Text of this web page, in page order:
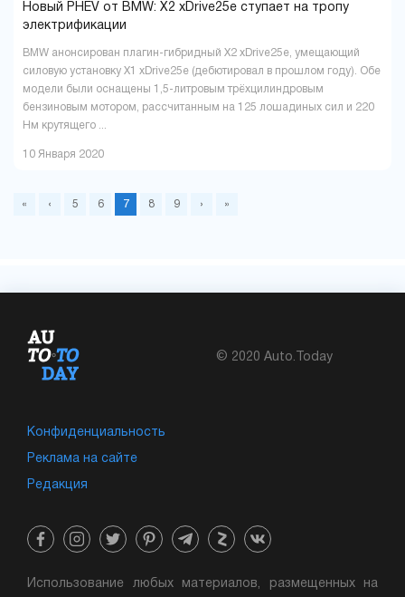
Новый PHEV от BMW: X2 xDrive25e ступает на тропу
электрификации
BMW анонсирован плагин-гибридный X2 xDrive25e, умещающий
силовую установку X1 xDrive25e (дебютировал в прошлом году). Обе
модели были оснащены 1,5-литровым трёхцилиндровым
бензиновым мотором, рассчитанным на 125 лошадиных сил и 220
Нм крутящего ...
10 Января 2020
« ‹ 5 6 7 8 9 › »
© 2020 Auto.Today
Конфиденциальность
Реклама на сайте
Редакция
Использование любых материалов, размещенных на